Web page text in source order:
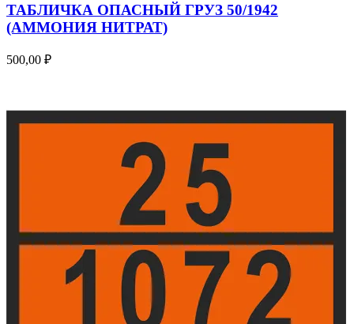
ТАБЛИЧКА ОПАСНЫЙ ГРУЗ 50/1942
(АММОНИЯ НИТРАТ)
500,00 ₽